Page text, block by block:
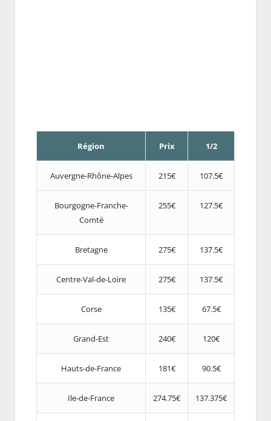
Région Prix 1/2
Auvergne-Rhône-Alpes 215€ 107.5€
Bourgogne-Franche-
Comté
255€ 127.5€
Bretagne 275€ 137.5€
Centre-Val-de-Loire 275€ 137.5€
Corse 135€ 67.5€
Grand-Est 240€ 120€
Hauts-de-France 181€ 90.5€
Ile-de-France 274.75€ 137.375€